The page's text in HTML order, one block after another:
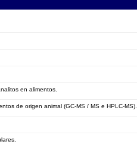
en alimentos.
de origen animal (GC-MS / MS e HPLC-MS).